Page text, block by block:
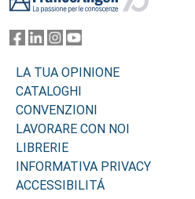
LA TUA OPINIONE
CATALOGHI
CONVENZIONI
LAVORARE CON NOI
LIBRERIE
INFORMATIVA PRIVACY
ACCESSIBILITÁ